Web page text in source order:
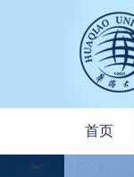
首页